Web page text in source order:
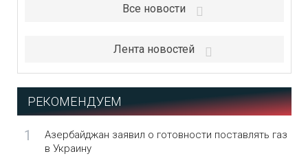
Все новости
Лента новостей
РЕКОМЕНДУЕМ
1
Азербайджан заявил о готовности поставлять газ
в Украину